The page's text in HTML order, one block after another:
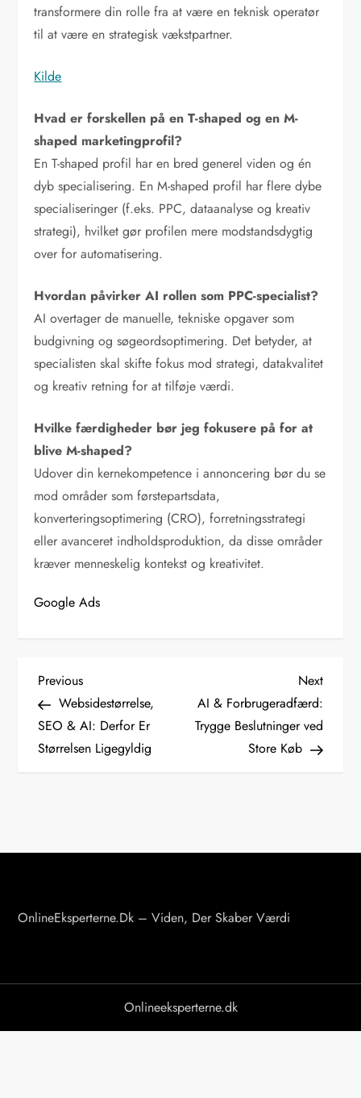
transformere din rolle fra at være en teknisk operatør
til at være en strategisk vækstpartner.
Kilde
Hvad er forskellen på en T-shaped og en M-
shaped marketingprofil?
En T-shaped profil har en bred generel viden og én
dyb specialisering. En M-shaped profil har flere dybe
specialiseringer (f.eks. PPC, dataanalyse og kreativ
strategi), hvilket gør profilen mere modstandsdygtig
over for automatisering.
Hvordan påvirker AI rollen som PPC-specialist?
AI overtager de manuelle, tekniske opgaver som
budgivning og søgeordsoptimering. Det betyder, at
specialisten skal skifte fokus mod strategi, datakvalitet
og kreativ retning for at tilføje værdi.
Hvilke færdigheder bør jeg fokusere på for at
blive M-shaped?
Udover din kernekompetence i annoncering bør du se
mod områder som førstepartsdata,
konverteringsoptimering (CRO), forretningsstrategi
eller avanceret indholdsproduktion, da disse områder
kræver menneskelig kontekst og kreativitet.
Google Ads
I
n
d
g
i
Previous
Post
Previous
Websidestørrelse,
SEO & AI: Derfor Er
Størrelsen Ligegyldig
Next
Post
Next
AI & Forbrugeradfærd:
Trygge Beslutninger ved
Store Køb
OnlineEksperterne.dk – Viden, Der Skaber Værdi
Onlineeksperterne.dk